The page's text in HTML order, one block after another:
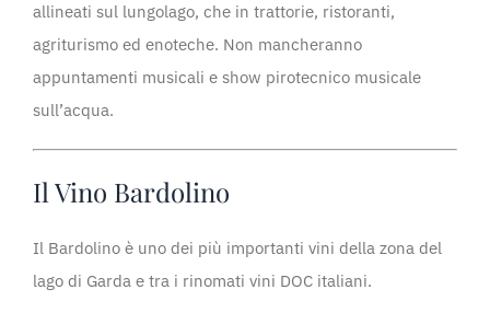
allineati sul lungolago, che in trattorie, ristoranti,
agriturismo ed enoteche. Non mancheranno
appuntamenti musicali e show pirotecnico musicale
sull’acqua.
Il Vino Bardolino
Il Bardolino è uno dei più importanti vini della zona del
lago di Garda e tra i rinomati vini DOC italiani.